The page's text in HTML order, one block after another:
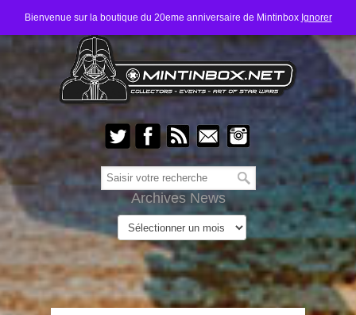
Bienvenue sur la boutique du 20eme anniversaire de Mintinbox Ignorer
Archives News